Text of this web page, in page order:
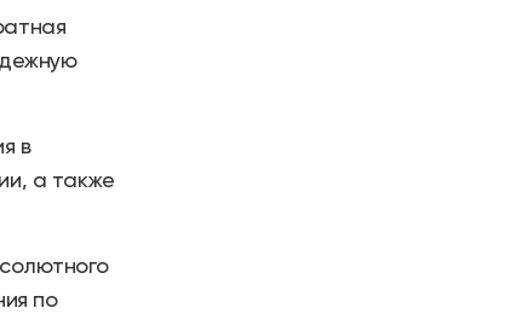
в
а также
по